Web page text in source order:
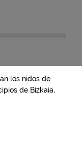
los nidos de
de Bizkaia,